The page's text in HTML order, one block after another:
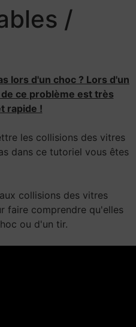
/
lors d'un choc ? Lors d'un
ce problème est très
rapide !
les collisions des vitres
dans ce tutoriel vous êtes
collisions des vitres
faire comprendre qu'elles
ou d'un tir.